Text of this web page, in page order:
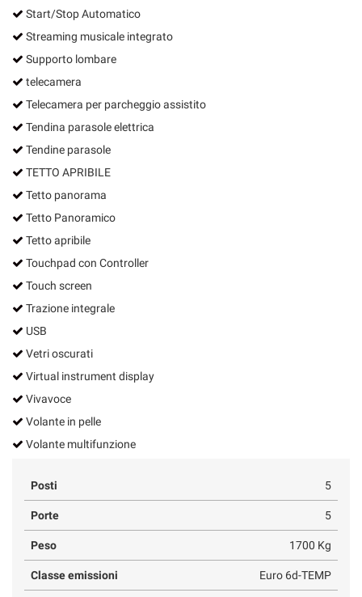
Start/Stop Automatico
Streaming musicale integrato
Supporto lombare
telecamera
Telecamera per parcheggio assistito
Tendina parasole elettrica
Tendine parasole
TETTO APRIBILE
Tetto panorama
Tetto Panoramico
Tetto apribile
Touchpad con Controller
Touch screen
Trazione integrale
USB
Vetri oscurati
Virtual instrument display
Vivavoce
Volante in pelle
Volante multifunzione
Posti 5
Porte 5
Peso 1700 Kg
Classe emissioni Euro 6d-TEMP